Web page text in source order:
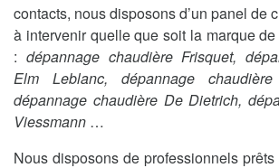
contacts, nous disposons d’un panel de
à intervenir quelle que soit la marque
: dépannage chaudière Frisquet,
Elm Leblanc, dépannage
dépannage chaudière De Dietrich,
Viessmann …
Nous disposons de professionnels